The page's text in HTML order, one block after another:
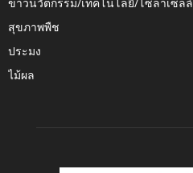
สุขภาพพืช
ประมง
ไม้ผล